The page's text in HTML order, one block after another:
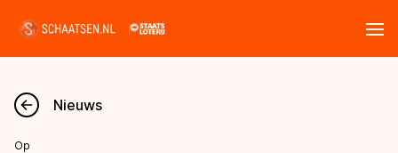
Nieuws
Nieuws
Op